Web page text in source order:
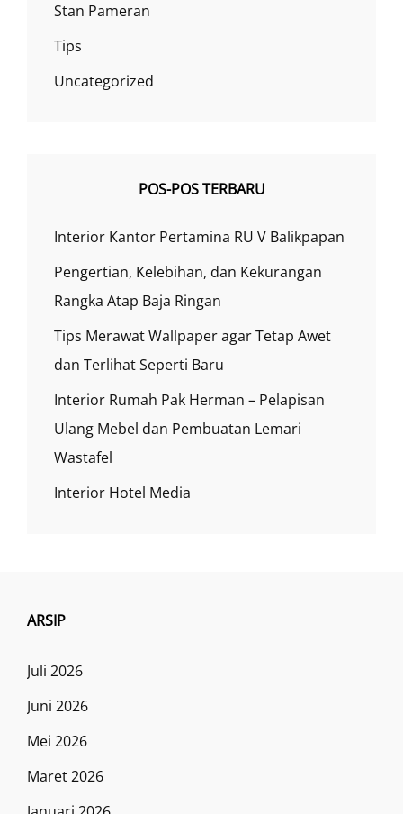
Stan Pameran
Tips
Uncategorized
POS-POS TERBARU
Interior Kantor Pertamina RU V Balikpapan
Pengertian, Kelebihan, dan Kekurangan
Rangka Atap Baja Ringan
Tips Merawat Wallpaper agar Tetap Awet
dan Terlihat Seperti Baru
Interior Rumah Pak Herman – Pelapisan
Ulang Mebel dan Pembuatan Lemari
Wastafel
Interior Hotel Media
ARSIP
Juli 2026
Juni 2026
Mei 2026
Maret 2026